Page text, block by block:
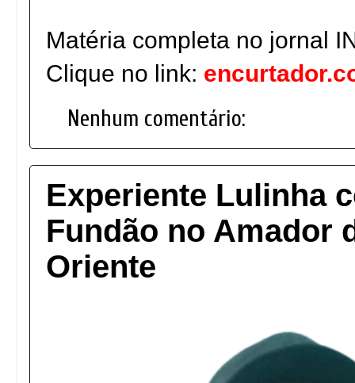
Matéria completa no jornal
Clique no link:
Nenhum comentário:
Experiente Lulinha
Fundão no Amador
Oriente